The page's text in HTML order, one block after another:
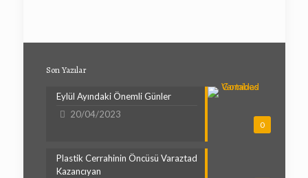
Son Yazılar
0
Eylül Ayındaki Önemli Günler
20/04/2023
Plastik Cerrahinin Öncüsü Varaztad
Kazancıyan